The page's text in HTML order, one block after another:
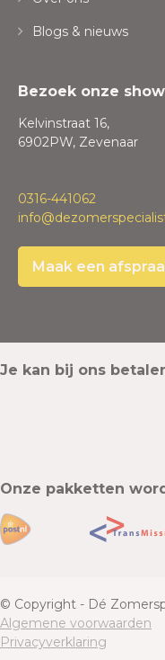
Blogs & nieuws
Bezoek onze
Kelvinstraat 16,
6902PW, Zevenaar
0316-441062
Maak een
Je kan bij ons
Onze pakketten
© Copyright - Dé
Algemene voorwaarden
Privacyverklaring